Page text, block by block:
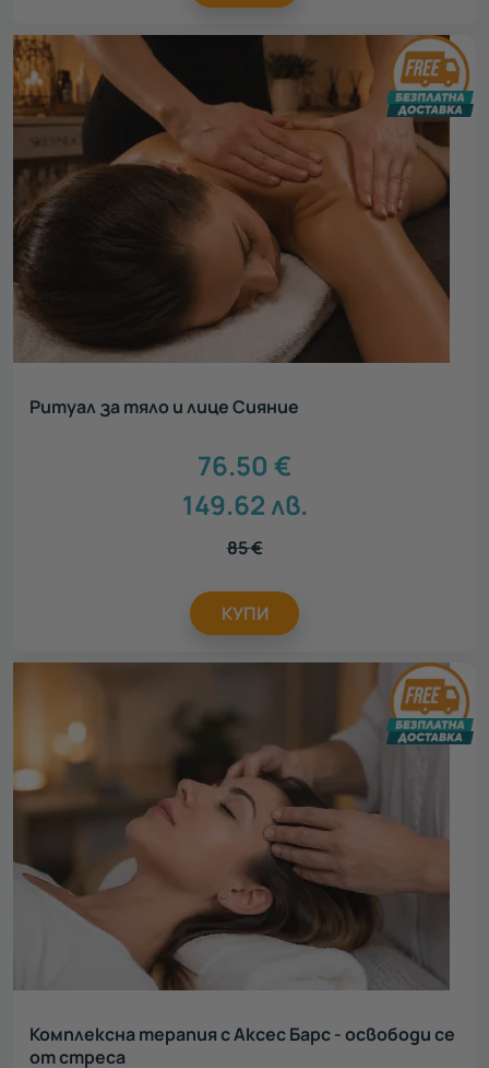
Ритуал за тяло и лице Сияние
76.50 €
149.62лв.
85€
КУПИ
Комплексна терапия с Аксес Барс - освободи се
от стреса